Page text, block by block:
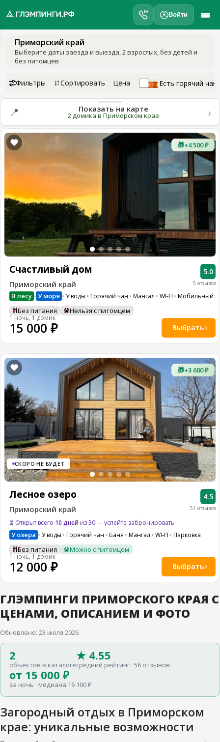
Войти
Мои
Подарочные
Приморский край
Выберите даты заезда и выезда, 2 взрослых, без детей и
без питомцев
Фильтры Сортировать Цена Есть горячий чан
📍 Показать на карте
2 домика в Приморском крае ›
🎁+4 500 ₽
5 отзывов
5.0
Счастливый дом
Приморский край
В лесу • У моря У воды Горячий чан Мангал WI-FI Мобильный
Без питания Нельзя с питомцем
1 ночь, 1 домик
15 000 ₽ Выбрать
🎁+3 600 ₽
СКОРО НЕ БУДЕТ
51 отзывов
4.5
Лесное озеро
Приморский край
⏳ Открыт всего 10 дней из 30 — успейте забронировать
У озера У воды Горячий чан Баня Мангал WI-FI Парковка
Без питания Можно с питомцем
1 ночь, 1 домик
12 000 ₽ Выбрать
ГЛЭМПИНГИ ПРИМОРСКОГО КРАЯ С
ЦЕНАМИ, ОПИСАНИЕМ И ФОТО
Обновлено: 23 июля 2026
2
объектов в каталоге
★ 4.55
средний рейтинг · 56 отзывов
от 15 000 ₽
за ночь · медиана 16 100 ₽
Загородный отдых в Приморском
крае: уникальные возможности